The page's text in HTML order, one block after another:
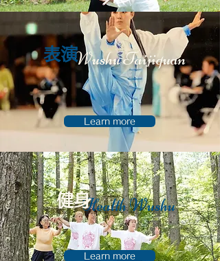
Wushu Taijiquan
​表演
Learn more
Health Wushu
​健身
Learn more